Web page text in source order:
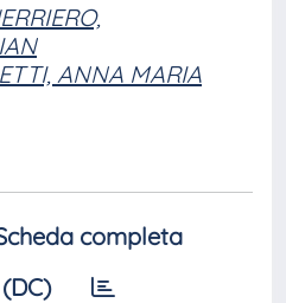
ANNA MARIA
completa